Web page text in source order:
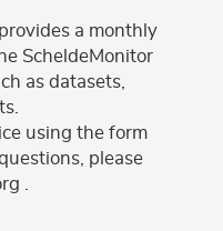
a monthly
ScheldeMonitor
as datasets,
using the form
please
.